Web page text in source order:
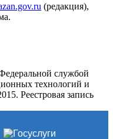
(редакция),
службой
технологий и
Реестровая запись